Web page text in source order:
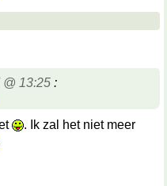
13:25 :
. Ik zal het niet meer